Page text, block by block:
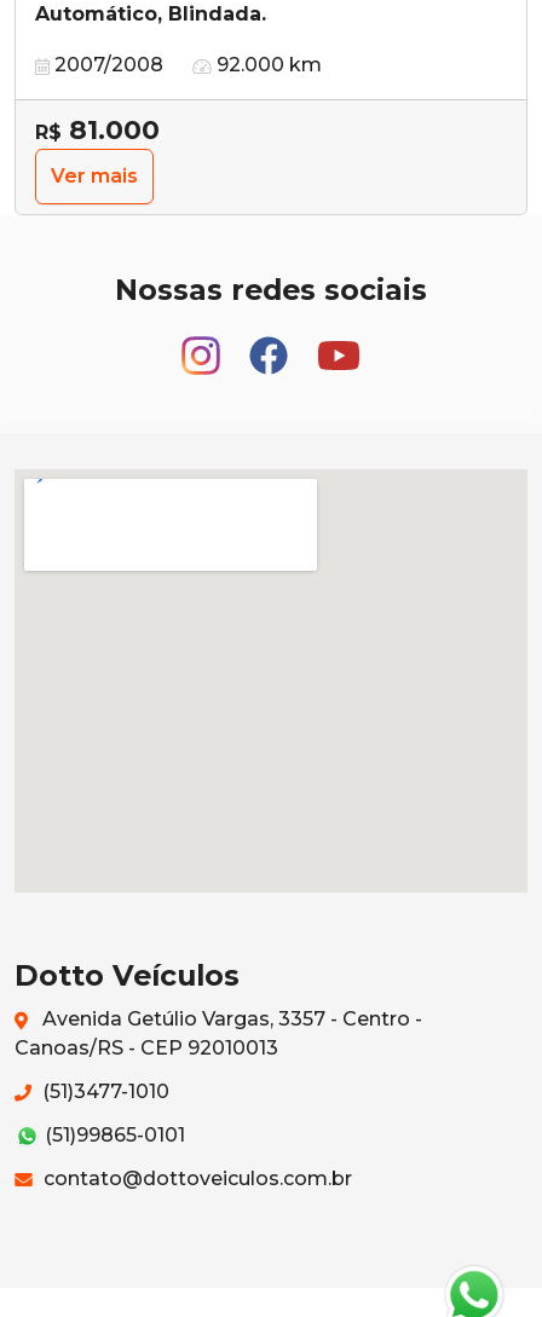
Automático, Blindada.
2007/2008 92.000 km
R$ 81.000
Ver mais
Nossas redes sociais
Dotto Veículos
Avenida Getúlio Vargas, 3357 - Centro -
Canoas/RS - CEP 92010013
(51)3477-1010
(51)99865-0101
contato@dottoveiculos.com.br